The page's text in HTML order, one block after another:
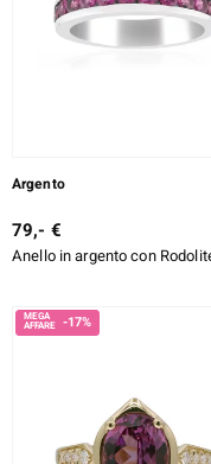
Argento
79,- €
Anello in argento con
-17%